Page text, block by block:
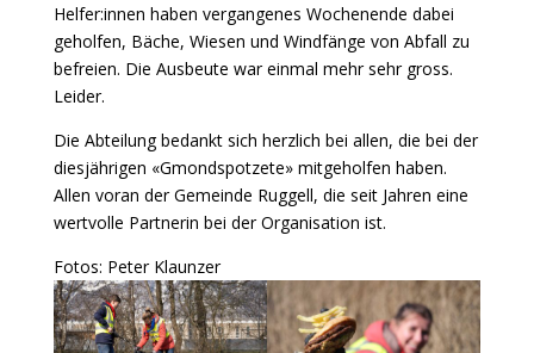
Helfer:innen haben vergangenes Wochenende dabei
geholfen, Bäche, Wiesen und Windfänge von Abfall zu
befreien. Die Ausbeute war einmal mehr sehr gross.
Leider.
Die Abteilung bedankt sich herzlich bei allen, die bei der
diesjährigen «Gmondspotzete» mitgeholfen haben.
Allen voran der Gemeinde Ruggell, die seit Jahren eine
wertvolle Partnerin bei der Organisation ist.
Fotos: Peter Klaunzer